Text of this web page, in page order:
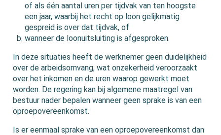
of als één aantal uren per tijdvak van ten hoogste
een jaar, waarbij het recht op loon gelijkmatig
gespreid is over dat tijdvak, of
wanneer de loonuitsluiting is afgesproken.
In deze situaties heeft de werknemer geen duidelijkheid
over de arbeidsomvang, wat onzekerheid veroorzaakt
over het inkomen en de uren waarop gewerkt moet
worden. De regering kan bij algemene maatregel van
bestuur nader bepalen wanneer geen sprake is van een
oproepovereenkomst.
Is er eenmaal sprake van een oproepovereenkomst dan